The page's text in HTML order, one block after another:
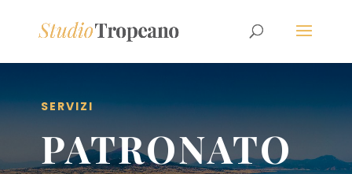
SERVIZI
PATRONATO